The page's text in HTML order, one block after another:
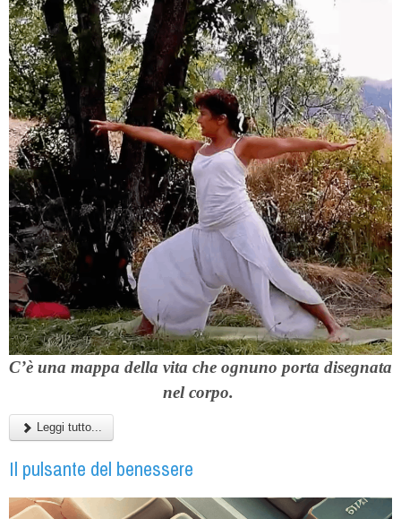
C’è una mappa della vita che ognuno porta disegnata
nel corpo.
Leggi tutto...
Il pulsante del benessere